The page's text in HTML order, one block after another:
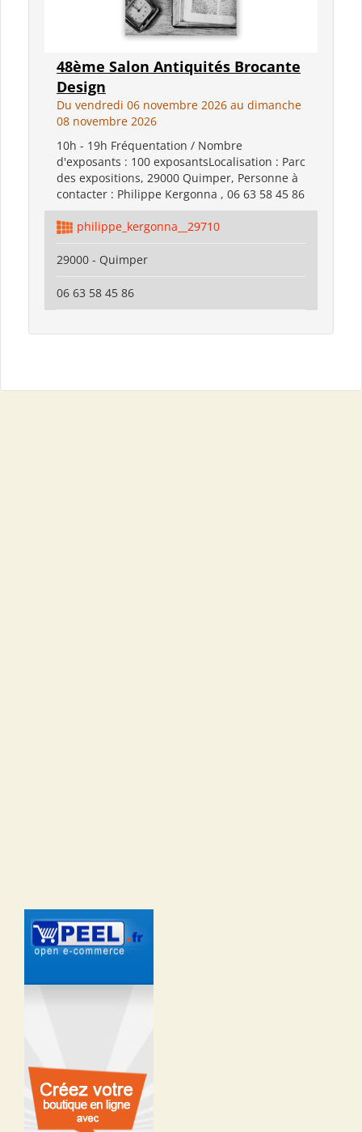
48ème Salon Antiquités Brocante
Design
Du vendredi 06 novembre 2026 au dimanche
08 novembre 2026
10h - 19h Fréquentation / Nombre
d'exposants : 100 exposantsLocalisation : Parc
des expositions, 29000 Quimper, Personne à
contacter : Philippe Kergonna , 06 63 58 45 86
philippe_kergonna__29710
29000 - Quimper
06 63 58 45 86